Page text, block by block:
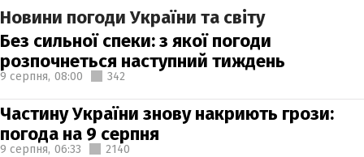
Новини погоди України та світу
Без сильної спеки: з якої погоди
розпочнеться наступний тиждень
9 серпня, 08:00 342
Частину України знову накриють грози:
погода на 9 серпня
9 серпня, 06:33 2140